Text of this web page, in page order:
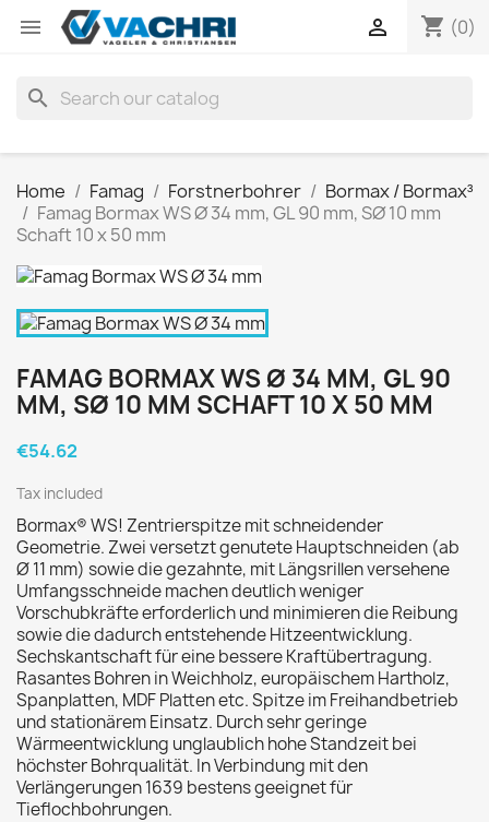
 shopping_cart (0)

search
Home Famag Forstnerbohrer
Bormax / Bormax³
Famag Bormax WS Ø 34 mm, GL 90 mm, SØ 10 mm
Schaft 10 x 50 mm
FAMAG BORMAX WS Ø 34 MM, GL 90
MM, SØ 10 MM SCHAFT 10 X 50 MM
€54.62
Tax included
Bormax® WS! Zentrierspitze mit schneidender
Geometrie. Zwei versetzt genutete Hauptschneiden (ab
Ø 11 mm) sowie die gezahnte, mit Längsrillen versehene
Umfangsschneide machen deutlich weniger
Vorschubkräfte erforderlich und minimieren die Reibung
sowie die dadurch entstehende Hitzeentwicklung.
Sechskantschaft für eine bessere Kraftübertragung.
Rasantes Bohren in Weichholz, europäischem Hartholz,
Spanplatten, MDF Platten etc. Spitze im Freihandbetrieb
und stationärem Einsatz. Durch sehr geringe
Wärmeentwicklung unglaublich hohe Standzeit bei
höchster Bohrqualität. In Verbindung mit den
Verlängerungen 1639 bestens geeignet für
Tieflochbohrungen.